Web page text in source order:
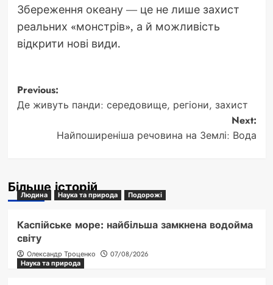
Збереження океану — це не лише захист
реальних «монстрів», а й можливість
відкрити нові види.
Post
navigation
Previous:
Де живуть панди: середовище, регіони, захист
Next:
Найпоширеніша речовина на Землі: Вода
Більше історій
Людина Наука та природа Подорожі
Каспійське море: найбільша замкнена водойма
світу
Олександр Троценко
07/08/2026
Наука та природа